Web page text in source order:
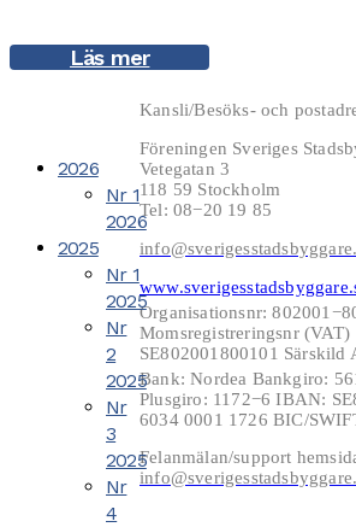
Läs mer
2026
Nr 1
2026
2025
Nr 1
2025
Nr
2
2025
Nr
3
2025
Nr
4
Kansli/Besöks- och
Föreningen Sveriges
Vetegatan 3
118 59 Stockholm
Tel: 08−20 19 85
Organisationsnr:
Momsregistreringsnr (VAT)
SE802001800101 Särskild
Bank: Nordea Bankgiro:
Plusgiro: 1172−6 IBAN:
6034 0001 1726 BIC/
Felanmälan/support